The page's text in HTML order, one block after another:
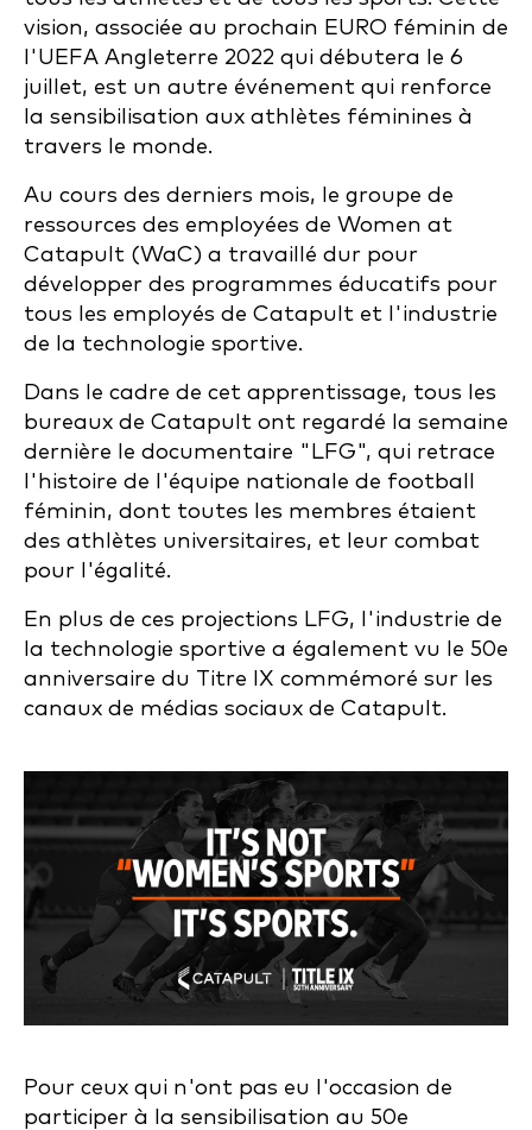
vision, associée au prochain EURO féminin de
l'UEFA Angleterre 2022 qui débutera le 6
juillet, est un autre événement qui renforce
la sensibilisation aux athlètes féminines à
travers le monde.
Au cours des derniers mois, le groupe de
ressources des employées de Women at
Catapult (WaC) a travaillé dur pour
développer des programmes éducatifs pour
tous les employés de Catapult et l'industrie
de la technologie sportive.
Dans le cadre de cet apprentissage, tous les
bureaux de Catapult ont regardé la semaine
dernière le documentaire "LFG", qui retrace
l'histoire de l'équipe nationale de football
féminin, dont toutes les membres étaient
des athlètes universitaires, et leur combat
pour l'égalité.
En plus de ces projections LFG, l'industrie de
la technologie sportive a également vu le 50e
anniversaire du Titre IX commémoré sur les
canaux de médias sociaux de Catapult.
Pour ceux qui n'ont pas eu l'occasion de
participer à la sensibilisation au 50e